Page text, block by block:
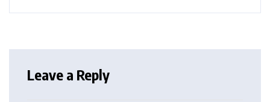
Leave a Reply